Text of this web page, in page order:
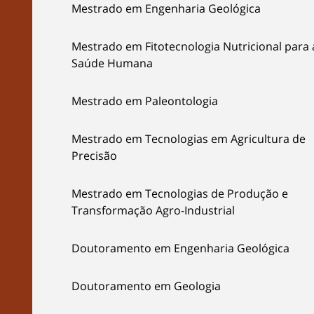
Mestrado em Engenharia Geológica
Mestrado em Fitotecnologia Nutricional para
Saúde Humana
Mestrado em Paleontologia
Mestrado em Tecnologias em Agricultura de
Precisão
Mestrado em Tecnologias de Produção e
Transformação Agro-Industrial
Doutoramento em Engenharia Geológica
Doutoramento em Geologia